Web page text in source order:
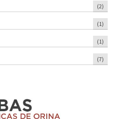
(2)
(1)
(1)
(7)